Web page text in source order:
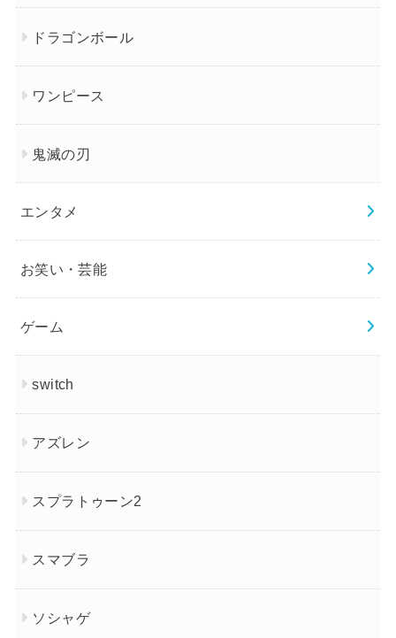
ドラゴンボール
ワンピース
鬼滅の刃
エンタメ
お笑い・芸能
ゲーム
switch
アズレン
スプラトゥーン2
スマブラ
ソシャゲ